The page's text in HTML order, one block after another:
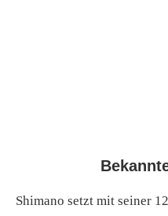
Shimano setzt mit seiner